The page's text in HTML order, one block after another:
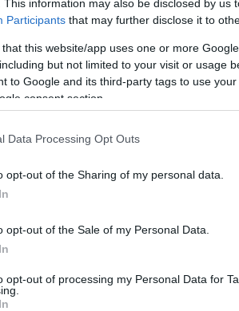
This information may also be disclosed by us
Participants that may further disclose it to
that this website/app uses one or more
but not limited to your visit or usage
to Google and its third-party tags to use
consent section.
Data Processing Opt Outs
opt-out of the Sharing of my personal data.
opt-out of the Sale of my Personal Data.
opt-out of processing my Personal Data for
Λευκού Οίκου, η οποία εστίασε
των αμερικανικών
χρησιμοποίησε τη γλώσσα
ότι οι δύο υπερδυνάμεις πρέπει να